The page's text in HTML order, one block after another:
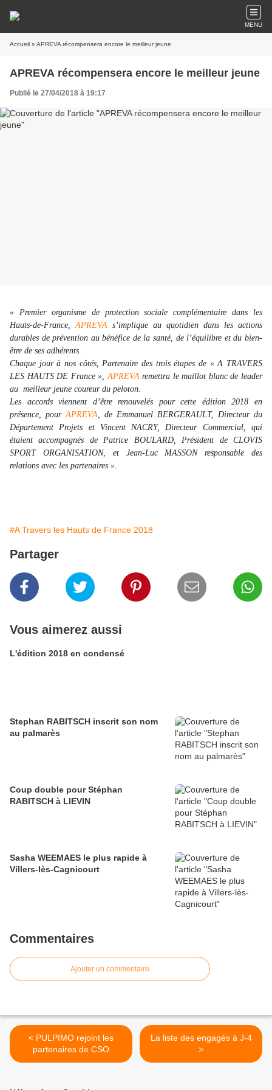
MENU
Accueil » APREVA récompensera encore le meilleur jeune
APREVA récompensera encore le meilleur jeune
Publié le 27/04/2018 à 19:17
« Premier organisme de protection sociale complémentaire dans les
Hauts-de-France,APREVA s’implique au quotidien dans les actions
durables de prévention au bénéfice de la santé, de l’équilibre et du bien-
être de ses adhérents.
Chaque jour à nos côtés, Partenaire des trois étapes de « A TRAVERS
LES HAUTS DE France »,APREVAremettra le maillot blanc de leader
au meilleur jeune coureur du peloton.
Les accords viennent d’être renouvelés pour cette édition 2018 en
présence, pourAPREVA, de Emmanuel BERGERAULT, Directeur du
Département Projets et Vincent NACRY, Directeur Commercial, qui
étaient accompagnés de Patrice BOULARD, Président de CLOVIS
SPORT ORGANISATION, et Jean-Luc MASSON responsable des
relations avec les partenaires ».
#A Travers les Hauts de France 2018
Partager
Vous aimerez aussi
L'édition 2018 en condensé
Stephan RABITSCH inscrit son nom
au palmarès
Coup double pour Stéphan
RABITSCH à LIEVIN
Sasha WEEMAES le plus rapide à
Villers-lès-Cagnicourt
Commentaires
Ajouter un commentaire
< PULPIMO rejoint les
partenaires de CSO
La liste des engagés à J-4
>